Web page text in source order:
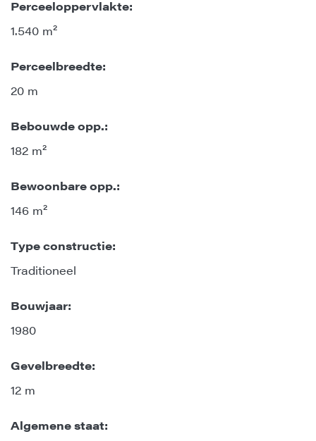
Perceeloppervlakte:
1.540 m²
Perceelbreedte:
20 m
Bebouwde opp.:
182 m²
Bewoonbare opp.:
146 m²
Type constructie:
Traditioneel
Bouwjaar:
1980
Gevelbreedte:
12 m
Algemene staat: